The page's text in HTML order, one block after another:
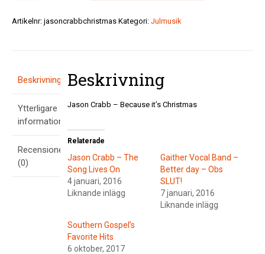
Because
Artikelnr: jasoncrabbchristmas Kategori: Julmusik
Beskrivning
Ytterligare
information
Recensioner
(0)
Beskrivning
Jason Crabb – Because it’s Christmas
Relaterade
Jason Crabb – The
Song Lives On
4 januari, 2016
Liknande inlägg
Gaither Vocal Band –
Better day – Obs
SLUT!
7 januari, 2016
Liknande inlägg
Southern Gospel’s
Favorite Hits
6 oktober, 2017